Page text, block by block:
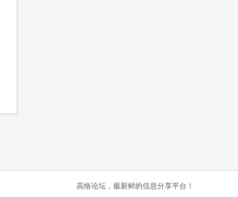
高恪论坛，最新鲜的信息分享平台！